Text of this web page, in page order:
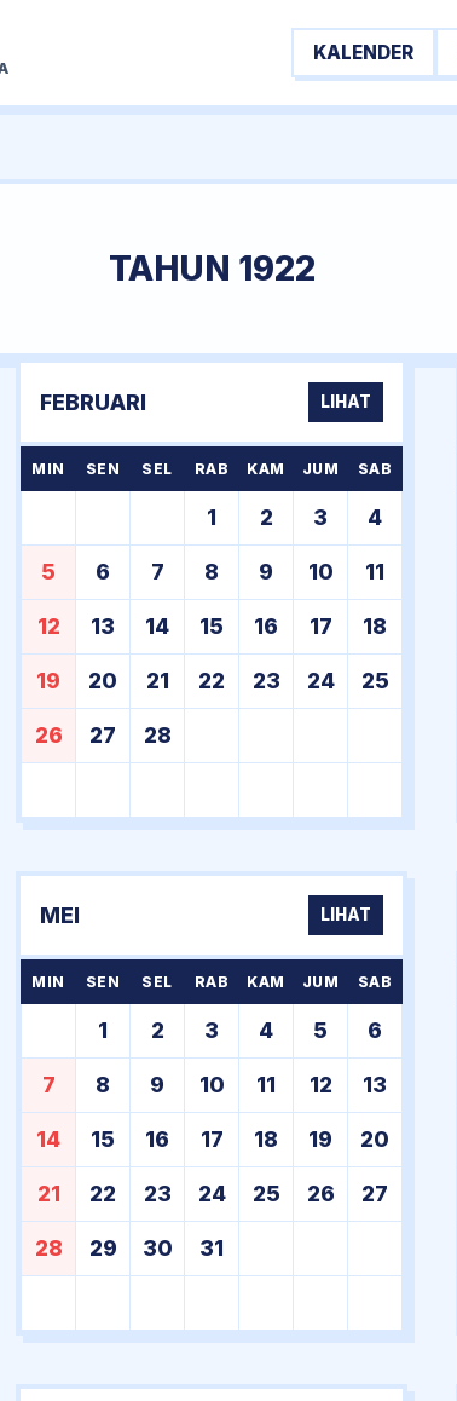
KALENDER
TAHUN 1922
FEBRUARI LIHAT
MIN SEN SEL RAB KAM JUM SAB
1 2 3 4
5 6 7 8 9 10 11
12 13 14 15 16 17 18
19 20 21 22 23 24 25
26 27 28
MEI LIHAT
MIN SEN SEL RAB KAM JUM SAB
1 2 3 4 5 6
7 8 9 10 11 12 13
14 15 16 17 18 19 20
21 22 23 24 25 26 27
28 29 30 31